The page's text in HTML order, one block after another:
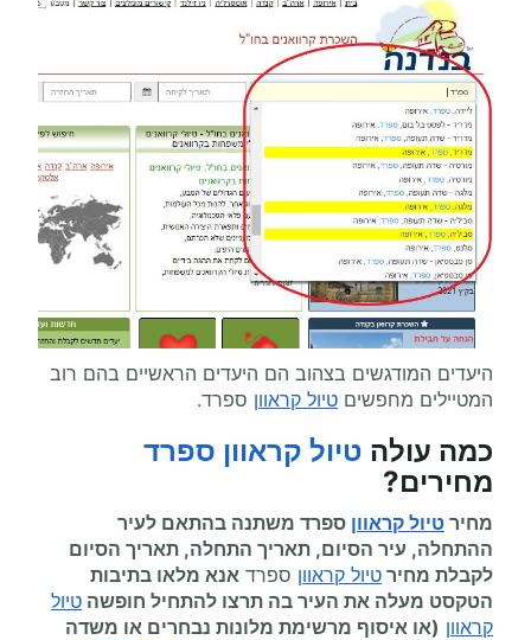
היעדים המודגשים בצהוב הם היעדים הראשיים בהם רוב
המטיילים מחפשים טיול קראוון ספרד.
כמה עולה טיול קראוון ספרד
מחירים?
מחיר טיול קראוון ספרד משתנה בהתאם לעיר
ההתחלה, עיר הסיום, תאריך התחלה, תאריך הסיום
לקבלת מחיר טיול קראוון ספרד אנא מלאו בתיבות
הטקסט מעלה את העיר בה תרצו להתחיל חופשה טיול
קראוון (או איסוף מרשימת מלונות נבחרים או משדה